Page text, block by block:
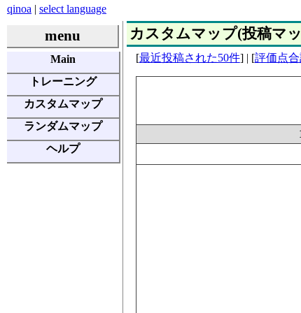
qinoa | select language
menu
Main
トレーニング
カスタムマップ
ランダムマップ
ヘルプ
カスタムマップ(投稿マ
[最近投稿された50件] | [評価点